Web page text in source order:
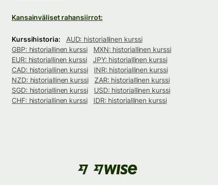
Kansainväliset rahansiirrot:
Kurssihistoria:
AUD: historiallinen kurssi
GBP: historiallinen kurssi
MXN: historiallinen kurssi
EUR: historiallinen kurssi
JPY: historiallinen kurssi
CAD: historiallinen kurssi
INR: historiallinen kurssi
NZD: historiallinen kurssi
ZAR: historiallinen kurssi
SGD: historiallinen kurssi
USD: historiallinen kurssi
CHF: historiallinen kurssi
IDR: historiallinen kurssi